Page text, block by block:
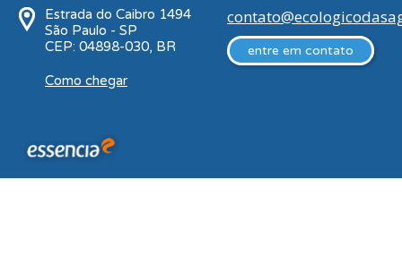
Estrada do Caibro 1494
São Paulo - SP
CEP: 04898-030, BR
Como chegar
entre em contato